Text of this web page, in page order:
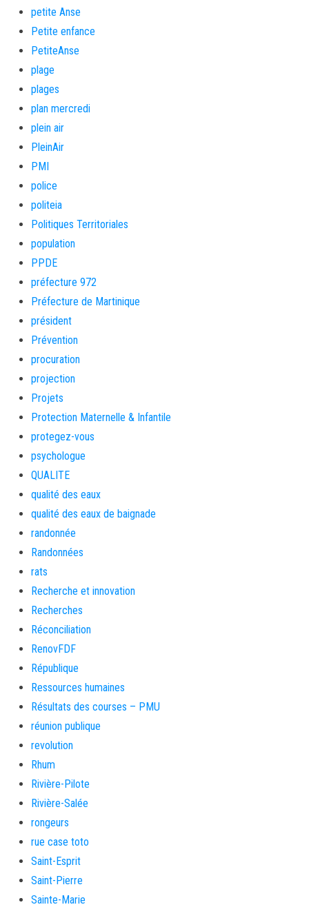
petite Anse
Petite enfance
PetiteAnse
plage
plages
plan mercredi
plein air
PleinAir
PMI
police
politeia
Politiques Territoriales
population
PPDE
préfecture 972
Préfecture de Martinique
président
Prévention
procuration
projection
Projets
Protection Maternelle & Infantile
protegez-vous
psychologue
QUALITE
qualité des eaux
qualité des eaux de baignade
randonnée
Randonnées
rats
Recherche et innovation
Recherches
Réconciliation
RenovFDF
République
Ressources humaines
Résultats des courses – PMU
réunion publique
revolution
Rhum
Rivière-Pilote
Rivière-Salée
rongeurs
rue case toto
Saint-Esprit
Saint-Pierre
Sainte-Marie